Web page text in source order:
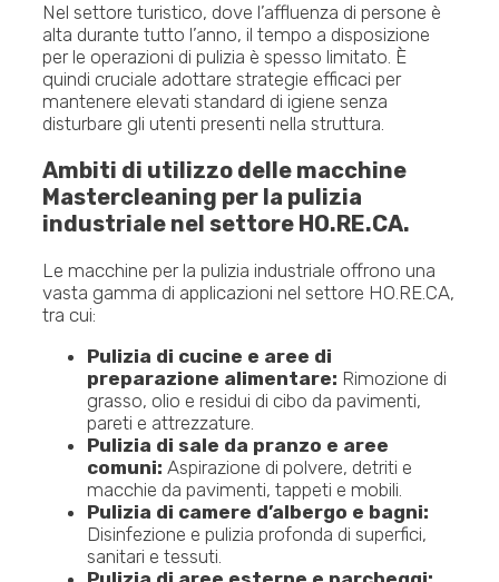
Nel settore turistico, dove l’affluenza di persone è
alta durante tutto l’anno, il tempo a disposizione
per le operazioni di pulizia è spesso limitato. È
quindi cruciale adottare strategie efficaci per
mantenere elevati standard di igiene senza
disturbare gli utenti presenti nella struttura.
Ambiti di utilizzo delle macchine
Mastercleaning per la pulizia
industriale nel settore HO.RE.CA.
Le macchine per la pulizia industriale offrono una
vasta gamma di applicazioni nel settore HO.RE.CA,
tra cui:
Pulizia di cucine e aree di
preparazione alimentare: Rimozione di
grasso, olio e residui di cibo da pavimenti,
pareti e attrezzature.
Pulizia di sale da pranzo e aree
comuni: Aspirazione di polvere, detriti e
macchie da pavimenti, tappeti e mobili.
Pulizia di camere d’albergo e bagni:
Disinfezione e pulizia profonda di superfici,
sanitari e tessuti.